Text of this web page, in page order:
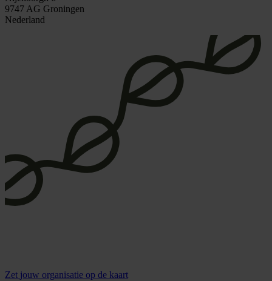
9747 AG Groningen
Nederland
Zet jouw organisatie op de kaart